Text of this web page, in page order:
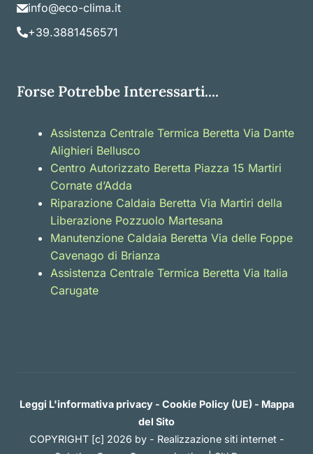
info@eco-clima.it
+39.3881456571
Forse Potrebbe Interessarti....
Assistenza Centrale Termica Beretta Via Dante
Alighieri Bellusco
Centro Autorizzato Beretta Piazza 15 Martiri
Cornate d’Adda
Riparazione Caldaia Beretta Via Martiri della
Liberazione Pozzuolo Martesana
Manutenzione Caldaia Beretta Via delle Foppe
Cavenago di Brianza
Assistenza Centrale Termica Beretta Via Italia
Carugate
Leggi L'informativa privacy- Cookie Policy (UE)- Mappa
del Sito
COPYRIGHT [c] 2026 by - Realizzazione siti internet-